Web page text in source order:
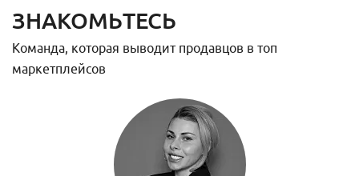
ЗНАКОМЬТЕСЬ
Команда, которая выводит продавцов в топ
маркетплейсов